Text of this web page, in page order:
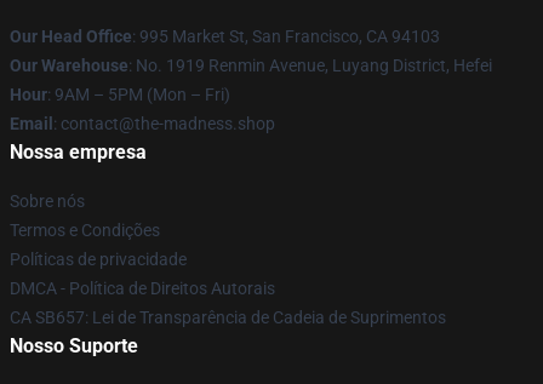
Our Head Office: 995 Market St, San Francisco, CA 94103
Our Warehouse: No. 1919 Renmin Avenue, Luyang District, Hefei
Hour: 9AM – 5PM (Mon – Fri)
Email : contact@the-madness.shop
Nossa empresa
Sobre nós
Termos e Condições
Políticas de privacidade
DMCA - Política de Direitos Autorais
CA SB657: Lei de Transparência de Cadeia de Suprimentos
Nosso Suporte